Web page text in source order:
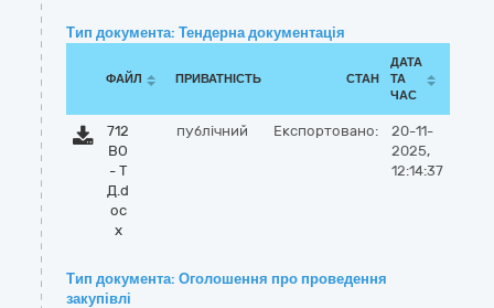
Тип документа: Тендерна документація
ФАЙЛ ПРИВАТНІСТЬ СТАН
ДАТА
ТА
ЧАС
712
ВО
- Т
Д.d
oc
x
публічний Експортовано:
20-11-
2025,
12:14:37
Тип документа: Оголошення про проведення
закупівлі